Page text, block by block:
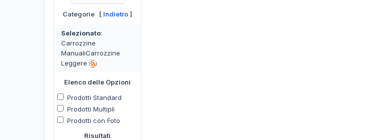
Categorie [ Indietro]
Selezionato:
Carrozzine
ManualiCarrozzine
Leggere
Elenco delle Opzioni
Prodotti Standard
Prodotti Multipli
Prodotti con Foto
Risultati